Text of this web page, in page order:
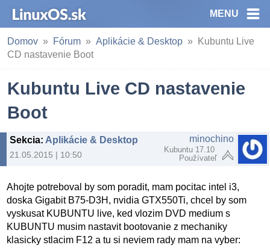
MENU
Domov Fórum Aplikácie & Desktop
Kubuntu Live
CD nastavenie Boot
Kubuntu Live CD nastavenie
Boot
Sekcia: Aplikácie & Desktop
21.05.2015 | 10:50
minochino
Kubuntu 17.10
Používateľ
Ahojte potreboval by som poradit, mam pocitac intel i3,
doska Gigabit B75-D3H, nvidia GTX550Ti, chcel by som
vyskusat KUBUNTU live, ked vlozim DVD medium s
KUBUNTU musim nastavit bootovanie z mechaniky
klasicky stlacim F12 a tu si neviem rady mam na vyber: